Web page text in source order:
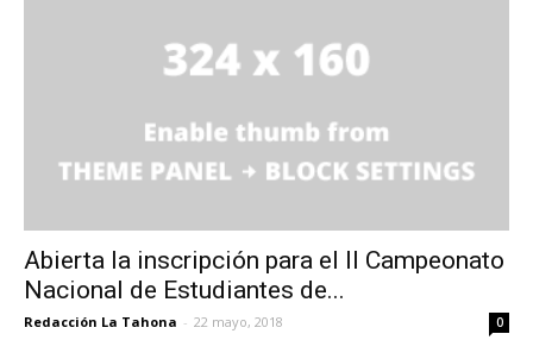
Abierta la inscripción para el II Campeonato
Nacional de Estudiantes de...
Redacción La Tahona - 22 mayo, 2018 0